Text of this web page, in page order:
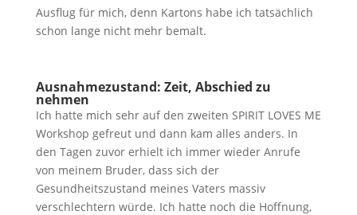
Ausflug für mich, denn Kartons habe ich tatsächlich
schon lange nicht mehr bemalt.
Ausnahmezustand: Zeit, Abschied zu
nehmen
Ich hatte mich sehr auf den zweiten SPIRIT LOVES ME
Workshop gefreut und dann kam alles anders. In
den Tagen zuvor erhielt ich immer wieder Anrufe
von meinem Bruder, dass sich der
Gesundheitszustand meines Vaters massiv
verschlechtern würde. Ich hatte noch die Hoffnung,